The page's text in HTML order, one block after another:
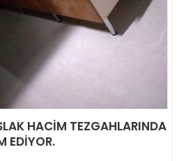
HACIM TEZGAHLARINDA
EDIYOR.